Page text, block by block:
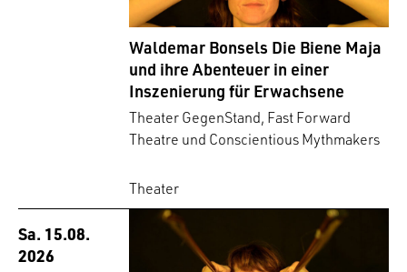
Waldemar Bonsels Die Biene Maja
und ihre Abenteuer in einer
Inszenierung für Erwachsene
Theater GegenStand, Fast Forward
Theatre und Conscientious Mythmakers
Theater
Sa. 15.08.
2026